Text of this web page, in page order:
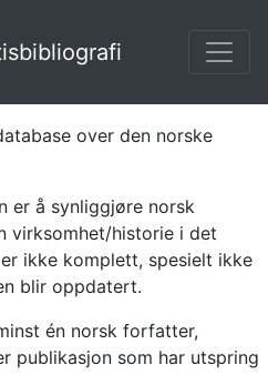
over den norske
er å synliggjøre norsk
virksomhet/historie i det
ikke komplett, spesielt ikke
blir oppdatert.
én norsk forfatter,
publikasjon som har utspring